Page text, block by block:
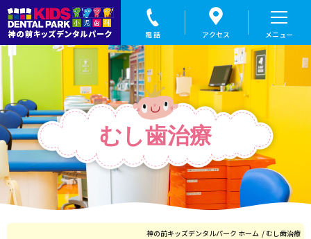
むし歯治療｜親子で始める小児歯科、盛岡の神の前キッズデンタルパーク
むし歯治療
神の前キッズデンタルパーク ホーム むし歯治療